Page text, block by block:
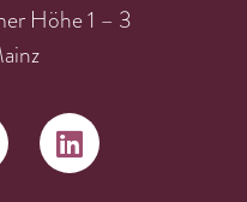
Höhe 1 – 3